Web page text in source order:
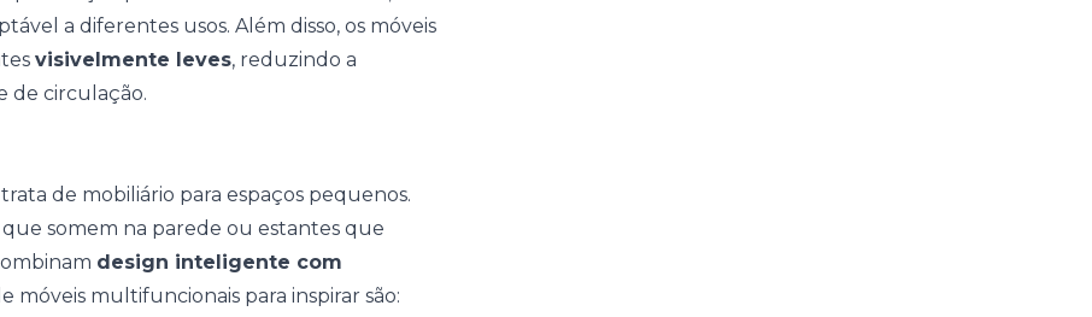
a diferentes usos. Além disso, os móveis
visivelmente leves, reduzindo a
de circulação.
de mobiliário para espaços pequenos.
somem na parede ou estantes que
design inteligente com
móveis multifuncionais para inspirar são: